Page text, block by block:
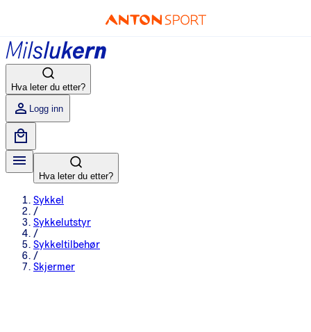
Hva leter du etter?
Logg inn
Hva leter du etter?
Sykkel
/
Sykkelutstyr
/
Sykkeltilbehør
/
Skjermer